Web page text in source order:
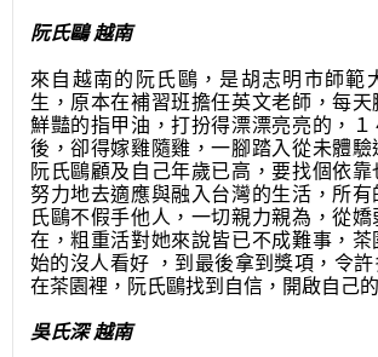
阮氏鷗 越南
來自越南的阮氏鷗，是胡志明市師範
生，原本在補習班擔任英文老師，每
鮮豔的指甲油，打扮得漂漂亮亮的，１
後，卻得嫁雞隨雞，一腳踏入從未體驗
阮氏鷗顧及自己年歲已高，要找個依
努力地去適應與融入台灣的生活，所
氏鷗不假手他人，一切親力親為，從
在，粗重活對她來說皆已不成難事，茶
始的沒人看好 ，到最後拿到獎項，令許
在茶園裡，阮氏鷗找到自信，開啟自己
吳氏深 越南